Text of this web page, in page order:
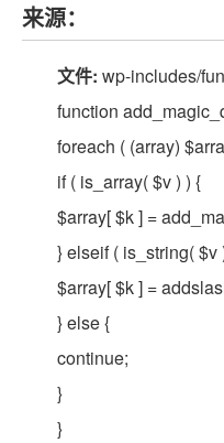
来源：
文件: wp-includes/
function
foreach ( (array)
if ( is_array( $v ) ) {
$array[ $k ] =
} elseif ( is_string( $v
$array[ $k ] =
} else {
continue;
}
}